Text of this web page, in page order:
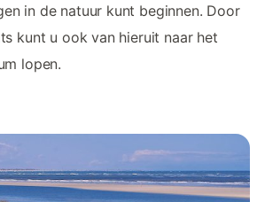
in de natuur kunt beginnen. Door
kunt u ook van hieruit naar het
lopen.